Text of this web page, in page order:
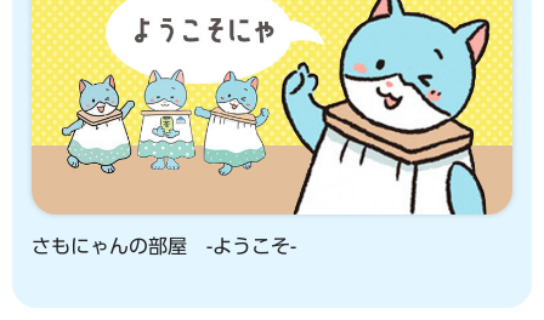
さもにゃんの部屋 -ようこそ-